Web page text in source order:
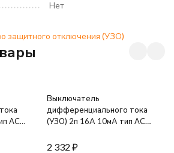
Нет
защитного отключения (УЗО)
AC
Выключатель
дифференциального тока
(УЗО) 2п 16А 10мА тип AC
2 332 ₽